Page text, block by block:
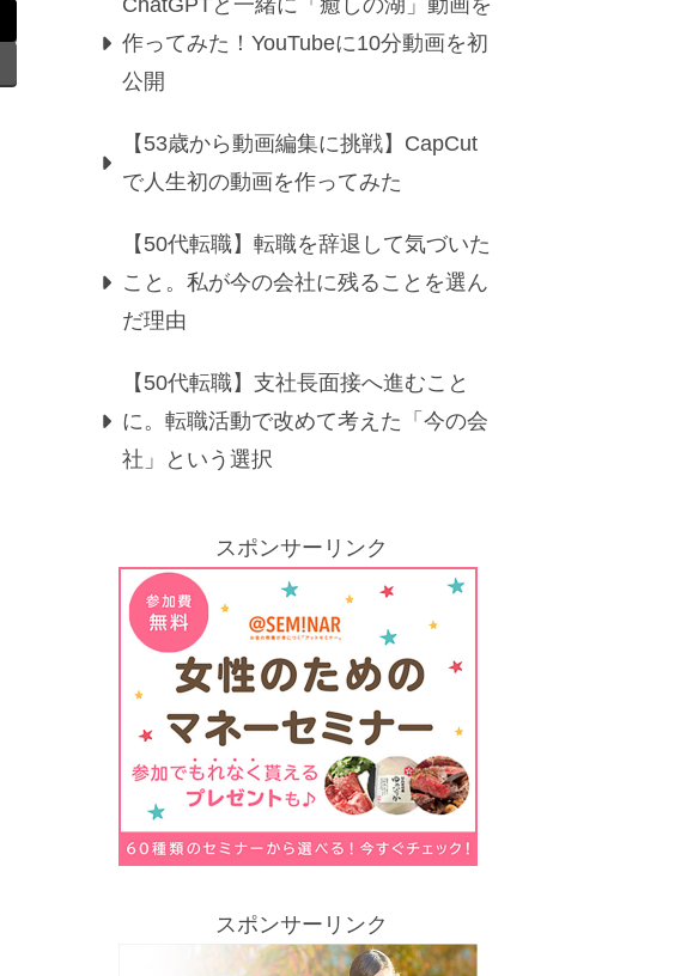
ChatGPTと一緒に「癒しの湖」動画を
作ってみた！YouTubeに10分動画を初
公開
【53歳から動画編集に挑戦】CapCut
で人生初の動画を作ってみた
【50代転職】転職を辞退して気づいた
こと。私が今の会社に残ることを選ん
だ理由
【50代転職】支社長面接へ進むこと
に。転職活動で改めて考えた「今の会
社」という選択
スポンサーリンク
スポンサーリンク